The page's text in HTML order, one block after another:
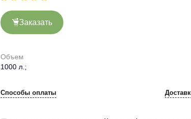
Заказать
Объем
1000 л.;
Способы оплаты